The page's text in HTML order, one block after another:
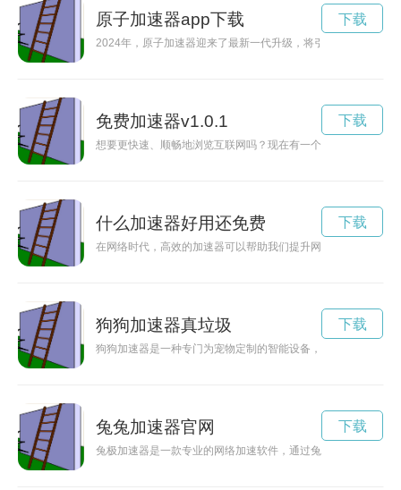
原子加速器app下载
2024年，原子加速器迎来了最新一代升级，将引领科技发展的
下载
免费加速器v1.0.1
想要更快速、顺畅地浏览互联网吗？现在有一个好消息要告诉
下载
什么加速器好用还免费
在网络时代，高效的加速器可以帮助我们提升网络速度，提升
下载
狗狗加速器真垃圾
狗狗加速器是一种专门为宠物定制的智能设备，可以提升狗狗
下载
兔兔加速器官网
兔极加速器是一款专业的网络加速软件，通过兔极加速器下载
下载